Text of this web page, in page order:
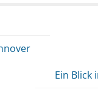
Ein Blick